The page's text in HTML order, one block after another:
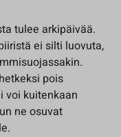
tulee arkipäivää.
ei silti luovuta,
pois
voi kuitenkaan
ne osuvat